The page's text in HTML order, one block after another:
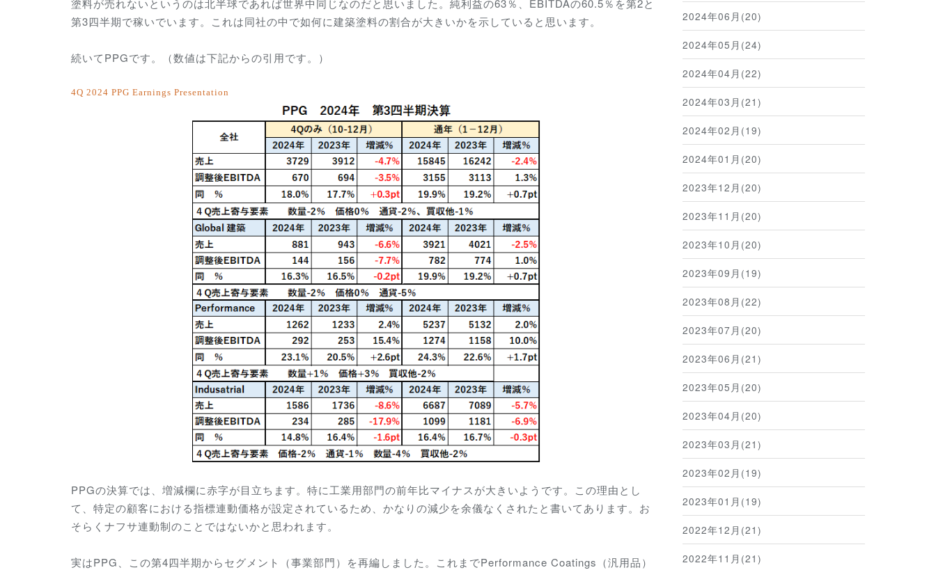
塗料が売れないというのは北半球であれば世界中同じなのだと思いました。純利益の63％、EBITDAの60.5％を第2と
第3四半期で稼いでいます。これは同社の中で如何に建築塗料の割合が大きいかを示していると思います。
続いてPPGです。（数値は下記からの引用です。）
4Q 2024 PPG Earnings Presentation
PPGの決算では、増減欄に赤字が目立ちます。特に工業用部門の前年比マイナスが大きいようです。この理由とし
て、特定の顧客における指標連動価格が設定されているため、かなりの減少を余儀なくされたと書いてあります。お
そらくナフサ連動制のことではないかと思われます。
実はPPG、この第4四半期からセグメント（事業部門）を再編しました。これまでPerformance Coatings（汎用品）
2024年06月(20)
2024年05月(24)
2024年04月(22)
2024年03月(21)
2024年02月(19)
2024年01月(20)
2023年12月(20)
2023年11月(20)
2023年10月(20)
2023年09月(19)
2023年08月(22)
2023年07月(20)
2023年06月(21)
2023年05月(20)
2023年04月(20)
2023年03月(21)
2023年02月(19)
2023年01月(19)
2022年12月(21)
2022年11月(21)